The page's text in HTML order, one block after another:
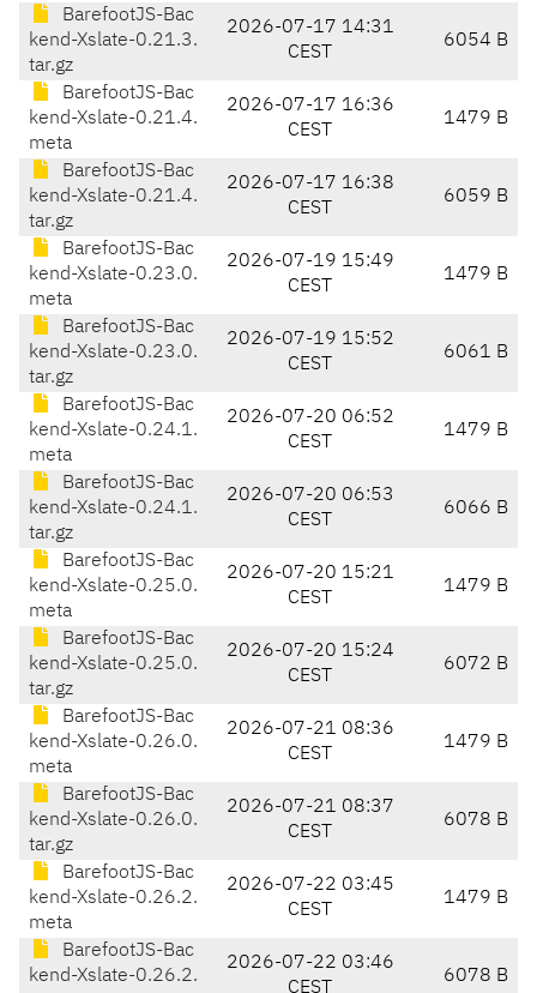
BarefootJS-Bac
kend-Xslate-0.21.3.
tar.gz
2026-07-17 14:31
CEST
6054 B
BarefootJS-Bac
kend-Xslate-0.21.4.
meta
2026-07-17 16:36
CEST
1479 B
BarefootJS-Bac
kend-Xslate-0.21.4.
tar.gz
2026-07-17 16:38
CEST
6059 B
BarefootJS-Bac
kend-Xslate-0.23.0.
meta
2026-07-19 15:49
CEST
1479 B
BarefootJS-Bac
kend-Xslate-0.23.0.
tar.gz
2026-07-19 15:52
CEST
6061 B
BarefootJS-Bac
kend-Xslate-0.24.1.
meta
2026-07-20 06:52
CEST
1479 B
BarefootJS-Bac
kend-Xslate-0.24.1.
tar.gz
2026-07-20 06:53
CEST
6066 B
BarefootJS-Bac
kend-Xslate-0.25.0.
meta
2026-07-20 15:21
CEST
1479 B
BarefootJS-Bac
kend-Xslate-0.25.0.
tar.gz
2026-07-20 15:24
CEST
6072 B
BarefootJS-Bac
kend-Xslate-0.26.0.
meta
2026-07-21 08:36
CEST
1479 B
BarefootJS-Bac
kend-Xslate-0.26.0.
tar.gz
2026-07-21 08:37
CEST
6078 B
BarefootJS-Bac
kend-Xslate-0.26.2.
meta
2026-07-22 03:45
CEST
1479 B
BarefootJS-Bac
kend-Xslate-0.26.2.
2026-07-22 03:46
CEST
6078 B